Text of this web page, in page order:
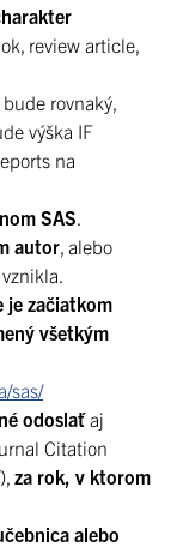
review article,
rovnaký,
výška IF
na
SAS
autor , alebo
je začiatkom
všetkým
sas/
odoslaťaj
Citation
za rok, v ktorom
alebo